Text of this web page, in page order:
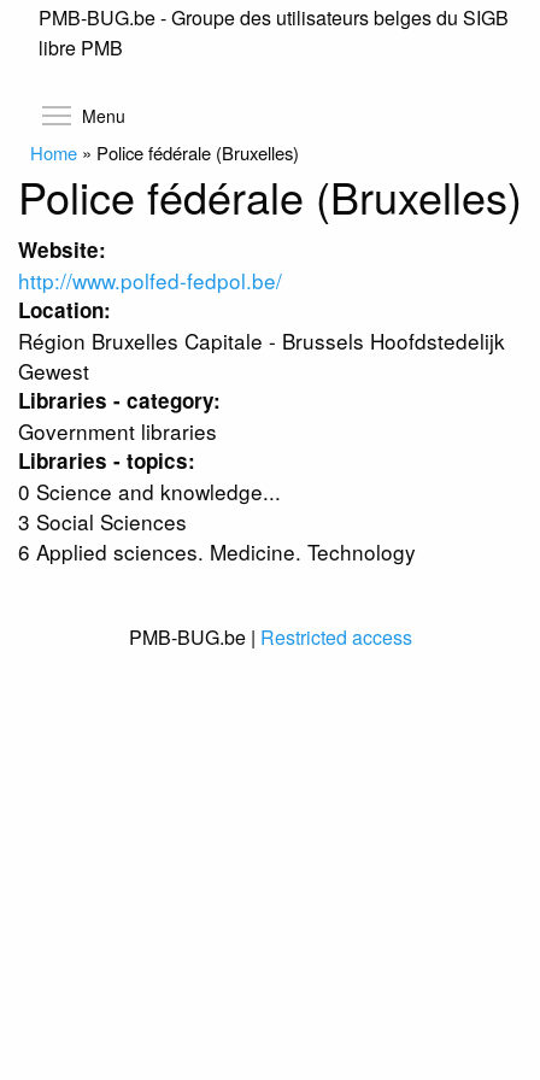
Skip
PMB-BUG.be - Groupe des utilisateurs belges du SIGB
libre PMB
Menu
Home » Police fédérale (Bruxelles)
Police fédérale (Bruxelles)
Website:
http://www.polfed-fedpol.be/
Location:
Région Bruxelles Capitale - Brussels Hoofdstedelijk
Gewest
Libraries - category:
Government libraries
Libraries - topics:
0 Science and knowledge...
3 Social Sciences
6 Applied sciences. Medicine. Technology
PMB-BUG.be | Restricted access